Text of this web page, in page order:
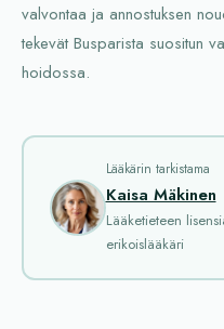
valvontaa ja annostuksen
tekevät Busparista suositun
hoidossa.
Lääkärin tarkistama
Kaisa Mäkinen
Lääketieteen
erikoislääkäri